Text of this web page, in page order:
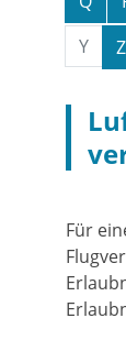
Y
Z
Für